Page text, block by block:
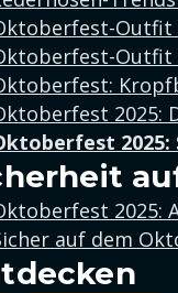
Outfit
Outfit
2025:
2025:
2025:
auf dem